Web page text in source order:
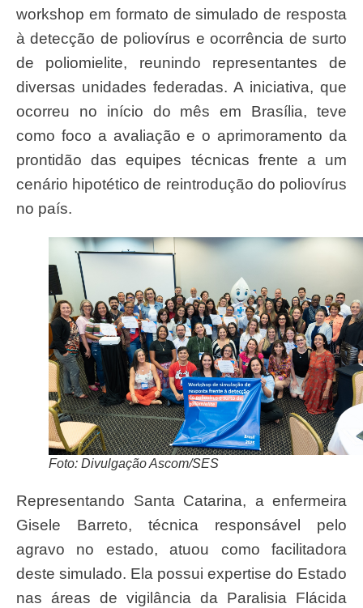
workshop em formato de simulado de resposta
à detecção de poliovírus e ocorrência de surto
de poliomielite, reunindo representantes de
diversas unidades federadas. A iniciativa, que
ocorreu no início do mês em Brasília, teve
como foco a avaliação e o aprimoramento da
prontidão das equipes técnicas frente a um
cenário hipotético de reintrodução do poliovírus
no país.
Foto: Divulgação Ascom/SES
Representando Santa Catarina, a enfermeira
Gisele Barreto, técnica responsável pelo
agravo no estado, atuou como facilitadora
deste simulado. Ela possui expertise do Estado
nas áreas de vigilância da Paralisia Flácida